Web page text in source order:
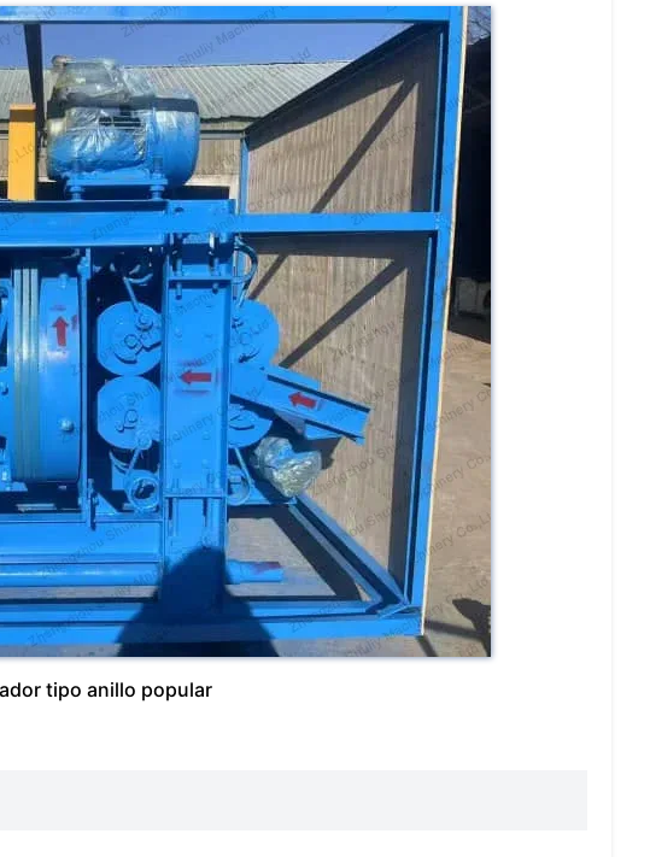
tipo anillo popular